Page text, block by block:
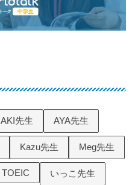
AKI先生 AYA先生
Kazu先生 Meg先生
TOEIC いっこ先生